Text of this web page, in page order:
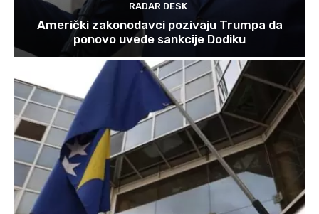
RADAR DESK
Američki zakonodavci pozivaju Trumpa da
ponovo uvede sankcije Dodiku